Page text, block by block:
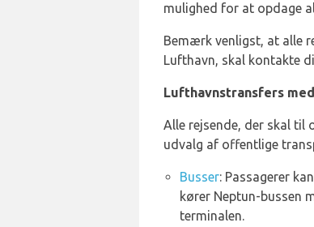
mulighed for at opdage
Bemærk venligst, at alle
Lufthavn, skal kontakte
Lufthavnstransfers
Alle rejsende, der skal til
udvalg af offentlige
Busser: Passagerer
kører Neptun-bussen
terminalen.